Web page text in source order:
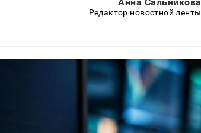
Редактор новостной ленты